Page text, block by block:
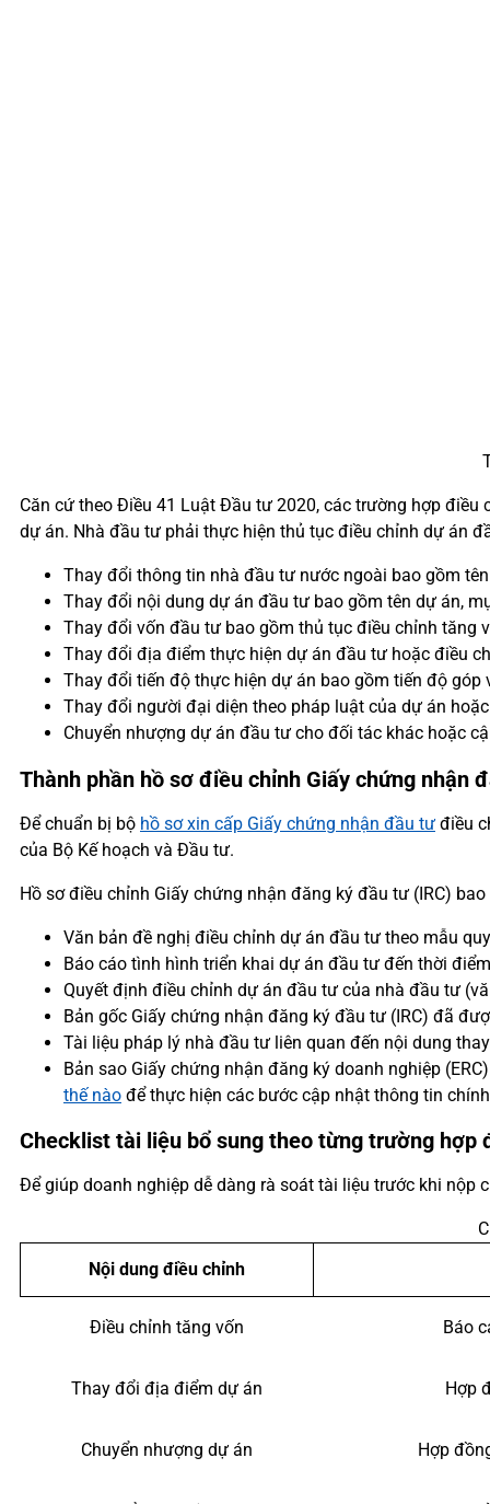
Căn cứ theo Điều 41 Luật Đầu tư 2020, các trường hợp
dự án. Nhà đầu tư phải thực hiện thủ tục điều chỉnh dự án
Thay đổi thông tin nhà đầu tư nước ngoài bao gồm
Thay đổi nội dung dự án đầu tư bao gồm tên dự án,
Thay đổi vốn đầu tư bao gồm thủ tục điều chỉnh tăng
Thay đổi địa điểm thực hiện dự án đầu tư hoặc điều
Thay đổi tiến độ thực hiện dự án bao gồm tiến độ
Thay đổi người đại diện theo pháp luật của dự án
Chuyển nhượng dự án đầu tư cho đối tác khác hoặc
Thành phần hồ sơ điều chỉnh Giấy chứng nhận
Để chuẩn bị bộ hồ sơ xin cấp Giấy chứng nhận đầu tư điều
của Bộ Kế hoạch và Đầu tư.
Hồ sơ điều chỉnh Giấy chứng nhận đăng ký đầu tư (IRC)
Văn bản đề nghị điều chỉnh dự án đầu tư theo mẫu
Báo cáo tình hình triển khai dự án đầu tư đến thời
Quyết định điều chỉnh dự án đầu tư của nhà đầu tư
Bản gốc Giấy chứng nhận đăng ký đầu tư (IRC) đã
Tài liệu pháp lý nhà đầu tư liên quan đến nội dung
Bản sao Giấy chứng nhận đăng ký doanh nghiệp
thế nào để thực hiện các bước cập nhật thông tin
Checklist tài liệu bổ sung theo từng trường hợp
Để giúp doanh nghiệp dễ dàng rà soát tài liệu trước khi
Nội dung điều chỉnh
Điều chỉnh tăng vốn Báo
Thay đổi địa điểm dự án Hợp
Chuyển nhượng dự án Hợp